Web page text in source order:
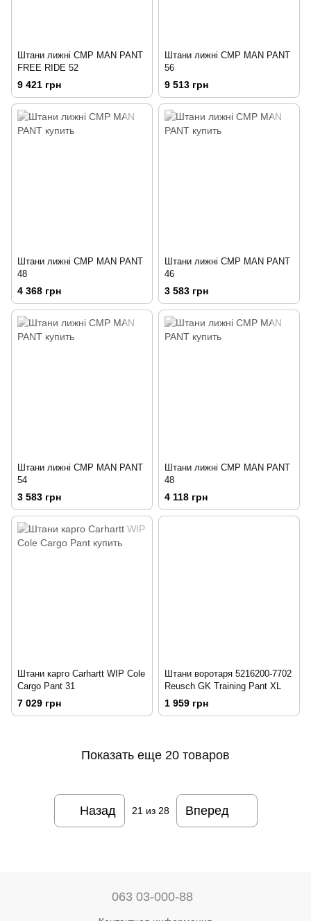
Штани лижні CMP MAN PANT
FREE RIDE 52
9 421 грн
Штани лижні CMP MAN PANT
56
9 513 грн
Штани лижні CMP MAN PANT
48
4 368 грн
Штани лижні CMP MAN PANT
46
3 583 грн
Штани лижні CMP MAN PANT
54
3 583 грн
Штани лижні CMP MAN PANT
48
4 118 грн
Штани карго Carhartt WIP Cole
Cargo Pant 31
7 029 грн
Штани воротаря 5216200-7702
Reusch GK Training Pant XL
1 959 грн
Показать еще 20 товаров
Назад 21из 28 Вперед
063 03-000-88